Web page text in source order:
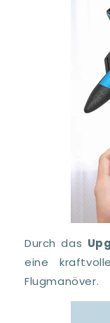
Durch das
eine
Flugmanöver.